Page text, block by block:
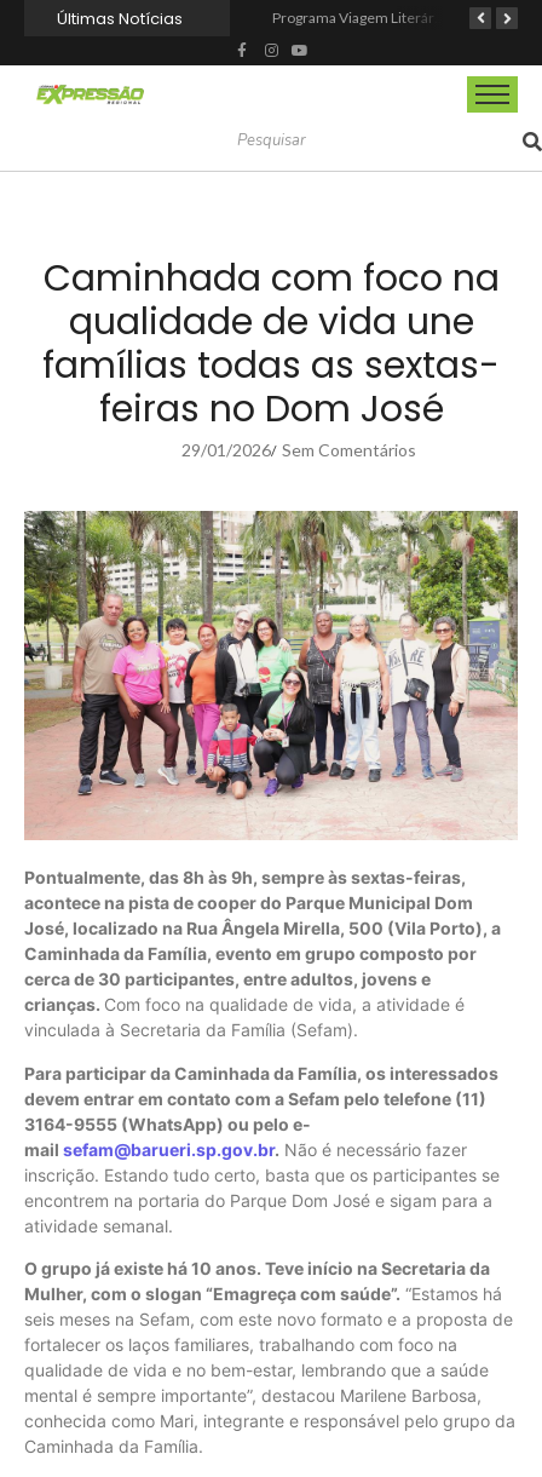
Últimas Notícias
Caminhada com foco na
qualidade de vida une
famílias todas as sextas-
feiras no Dom José
29/01/2026/ Sem Comentários
Pontualmente, das 8h às 9h, sempre às sextas-feiras,
acontece na pista de cooper do Parque Municipal Dom
José, localizado na Rua Ângela Mirella, 500 (Vila Porto), a
Caminhada da Família, evento em grupo composto por
cerca de 30 participantes, entre adultos, jovens e
crianças. Com foco na qualidade de vida, a atividade é
vinculada à Secretaria da Família (Sefam).
Para participar da Caminhada da Família, os interessados
devem entrar em contato com a Sefam pelo telefone (11)
3164-9555 (WhatsApp) ou pelo e-
mail sefam@barueri.sp.gov.br. Não é necessário fazer
inscrição. Estando tudo certo, basta que os participantes se
encontrem na portaria do Parque Dom José e sigam para a
atividade semanal.
O grupo já existe há 10 anos. Teve início na Secretaria da
Mulher, com o slogan “Emagreça com saúde”. “Estamos há
seis meses na Sefam, com este novo formato e a proposta de
fortalecer os laços familiares, trabalhando com foco na
qualidade de vida e no bem-estar, lembrando que a saúde
mental é sempre importante”, destacou Marilene Barbosa,
conhecida como Mari, integrante e responsável pelo grupo da
Caminhada da Família.